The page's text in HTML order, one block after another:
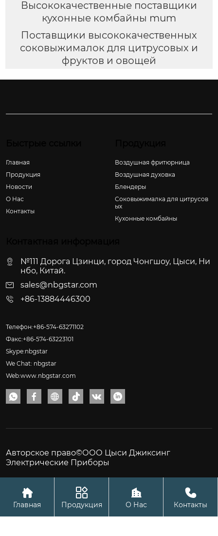
Высококачественные поставщики
кухонные комбайны mum
Поставщики высококачественных
соковыжималок для цитрусовых и
фруктов и овощей
Главная
Продукция
Новости
О Hас
Контакты
Воздушная фритюрница
Воздушная духовка
Блендеры
Соковыжималка для цитрусов
ых
Кухонные комбайны
№111 Дорога Цзинци, город Чонгшоу, Цыси, Ни
нбо, Китай.
sales@nbgstar.com
+86-13884446300
Телефон:+86-574-63271102
Факс:+86-574-63223101
Skype:nbgstar
We Chat: nbgstar
Web:www.nbgstar.com
     
Авторское право©ООО Цыси Джиксинг
Электрические Приборы

Главная

Продукция

О Нас

Контакты